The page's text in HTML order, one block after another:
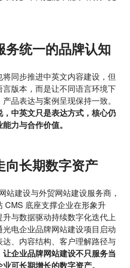
务统一的品牌认知
同步推进中英文内容建设，但
版本，而是让不同语言环境下
品表达与案例呈现保持一致。
中英文只是表达方式，核心仍
力与合作价值。
向长期数字资产
站建设与外贸网站建设服务商，
CMS 底座支撑企业在形象升
与数据驱动持续数字化迭代上
电企业品牌网站建设项目启动
、内容结构、客户理解路径与
让企业品牌网站建设不只服务当
可长期增长的数字资产。